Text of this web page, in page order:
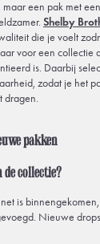
een pak met
Shelby
die je voelt
voor een collectie
is. Daarbij
zodat je het
dragen.
pakken
collectie?
is
Nieuwe